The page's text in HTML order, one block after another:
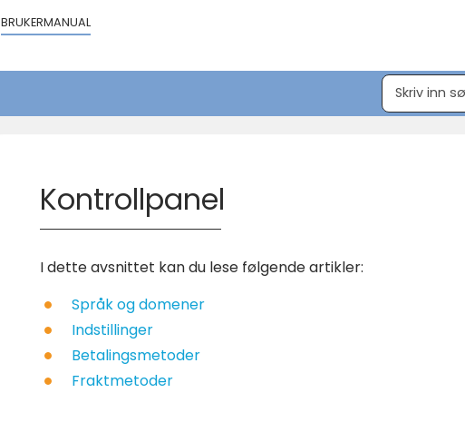
BRUKERMANUAL
Kontrollpanel
I dette avsnittet kan du lese følgende artikler:
Språk og domener
Indstillinger
Betalingsmetoder
Fraktmetoder